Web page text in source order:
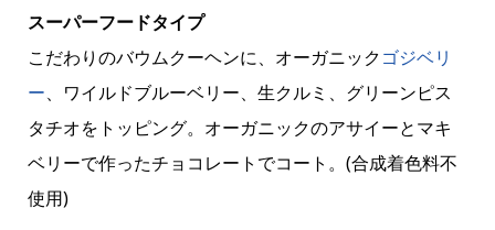
スーパーフードタイプ
こだわりのバウムクーヘンに、オーガニックゴジベリ
ー、ワイルドブルーベリー、生クルミ、グリーンピス
タチオをトッピング。オーガニックのアサイーとマキ
ベリーで作ったチョコレートでコート。(合成着色料不
使用)